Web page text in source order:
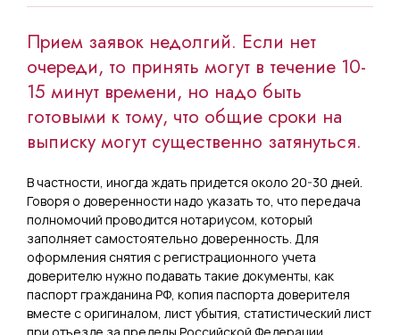
Прием заявок недолгий. Если нет
очереди, то принять могут в течение 10-
15 минут времени, но надо быть
готовыми к тому, что общие сроки на
выписку могут существенно затянуться.
В частности, иногда ждать придется около 20-30 дней.
Говоря о доверенности надо указать то, что передача
полномочий проводится нотариусом, который
заполняет самостоятельно доверенность. Для
оформления снятия с регистрационного учета
доверителю нужно подавать такие документы, как
паспорт гражданина РФ, копия паспорта доверителя
вместе с оригиналом, лист убытия, статистический лист